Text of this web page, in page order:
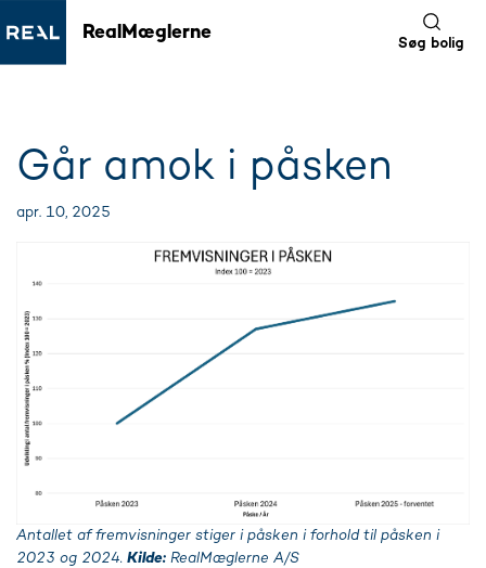
RealMæglerne
Søg bolig
Går amok i påsken
apr. 10, 2025
Antallet af fremvisninger stiger i påsken i forhold til påsken i
2023 og 2024. Kilde: RealMæglerne A/S